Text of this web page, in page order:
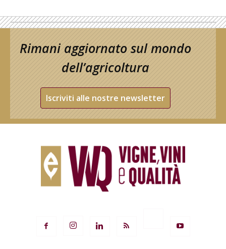
Rimani aggiornato sul mondo
dell’agricoltura
Iscriviti alle nostre newsletter